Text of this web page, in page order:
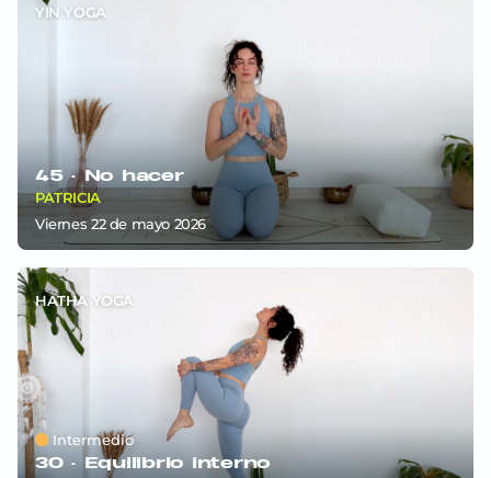
YIN YOGA
45 ·No hacer
PATRICIA
viernes 22de mayo 2026
HATHA YOGA
Intermedio
30 · Equilibrio interno